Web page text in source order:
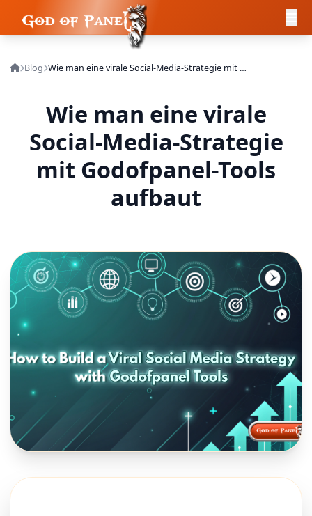
Blog Wie man eine virale Social-Media-Strategie mit Godofpanel-Tools aufbaut
Wie man eine virale
Social-Media-Strategie
mit Godofpanel-Tools
aufbaut